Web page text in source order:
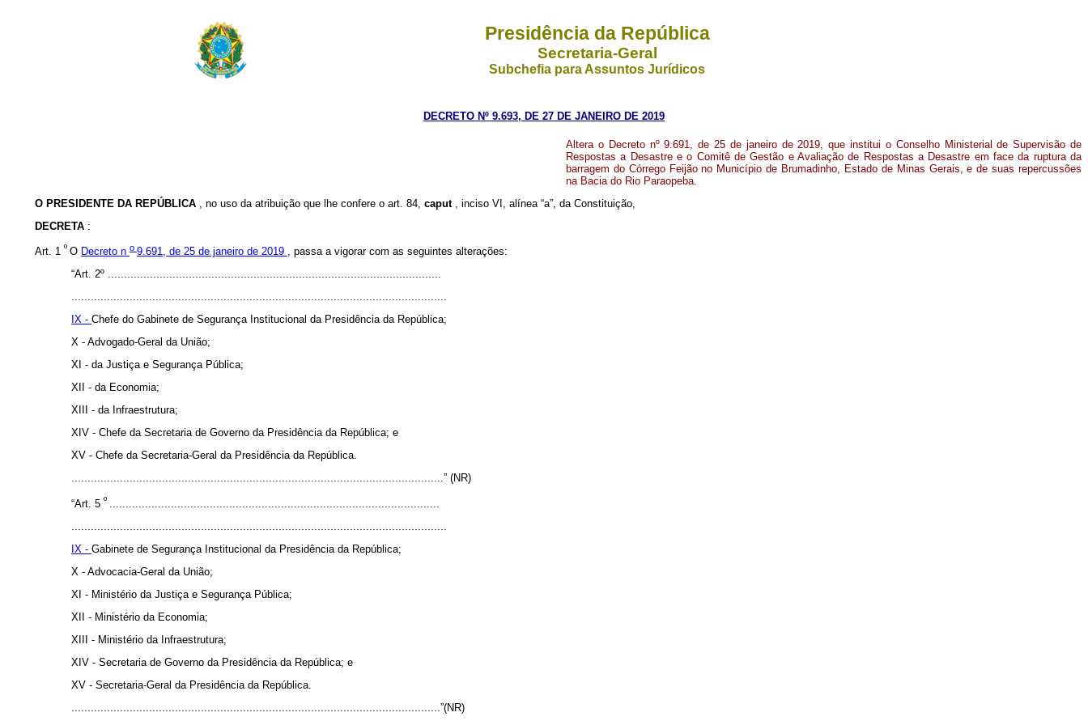
Presidência da República
Secretaria-Geral
Subchefia para Assuntos Jurídicos
DECRETO Nº 9.693, DE 27 DE JANEIRO DE 2019
Altera o Decreto nº 9.691, de 25 de janeiro de 2019, que institui o Conselho Ministerial de Supervisão de
Respostas a Desastre e o Comitê de Gestão e Avaliação de Respostas a Desastre em face da ruptura da
barragem do Córrego Feijão no Município de Brumadinho, Estado de Minas Gerais, e de suas repercussões
na Bacia do Rio Paraopeba.
O PRESIDENTE DA REPÚBLICA , no uso da atribuição que lhe confere o art. 84, caput , inciso VI, alínea “a”, da Constituição,
DECRETA :
Art. 1 º O Decreto n o 9.691, de 25 de janeiro de 2019 , passa a vigorar com as seguintes alterações:
“Art. 2º .......................................................................................................
....................................................................................................................
IX - Chefe do Gabinete de Segurança Institucional da Presidência da República;
X - Advogado-Geral da União;
XI - da Justiça e Segurança Pública;
XII - da Economia;
XIII - da Infraestrutura;
XIV - Chefe da Secretaria de Governo da Presidência da República; e
XV - Chefe da Secretaria-Geral da Presidência da República.
...................................................................................................................” (NR)
“Art. 5 º
IX - Gabinete de Segurança Institucional da Presidência da República;
X - Advocacia-Geral da União;
XI - Ministério da Justiça e Segurança Pública;
XII - Ministério da Economia;
XIII - Ministério da Infraestrutura;
XIV - Secretaria de Governo da Presidência da República; e
XV - Secretaria-Geral da Presidência da República.
..................................................................................................................”(NR)